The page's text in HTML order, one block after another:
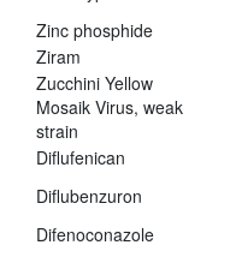
Zinc phosphide
Ziram
Zucchini Yellow
Mosaik Virus, weak
strain
Diflufenican
Diflubenzuron
Difenoconazole